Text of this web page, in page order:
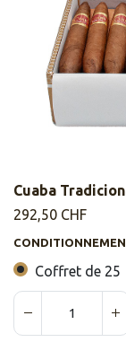
Cuaba
292,50 CHF
Coffret de 25